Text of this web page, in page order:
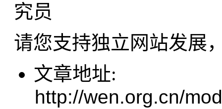
究员
请您支持独立网站发展
文章地址:
http://wen.org.cn/